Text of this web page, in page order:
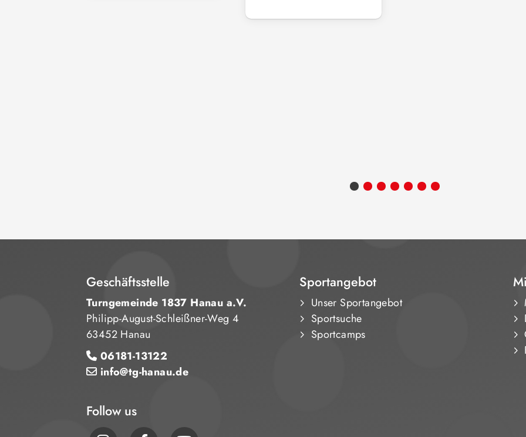
Geschäftsstelle
Turngemeinde 1837 Hanau a.V.
Philipp-August-Schleißner-Weg 4
63452 Hanau
06181-13122
info@tg-hanau.de
Sportangebot
Unser Sportangebot
Sportsuche
Sportcamps
Follow us